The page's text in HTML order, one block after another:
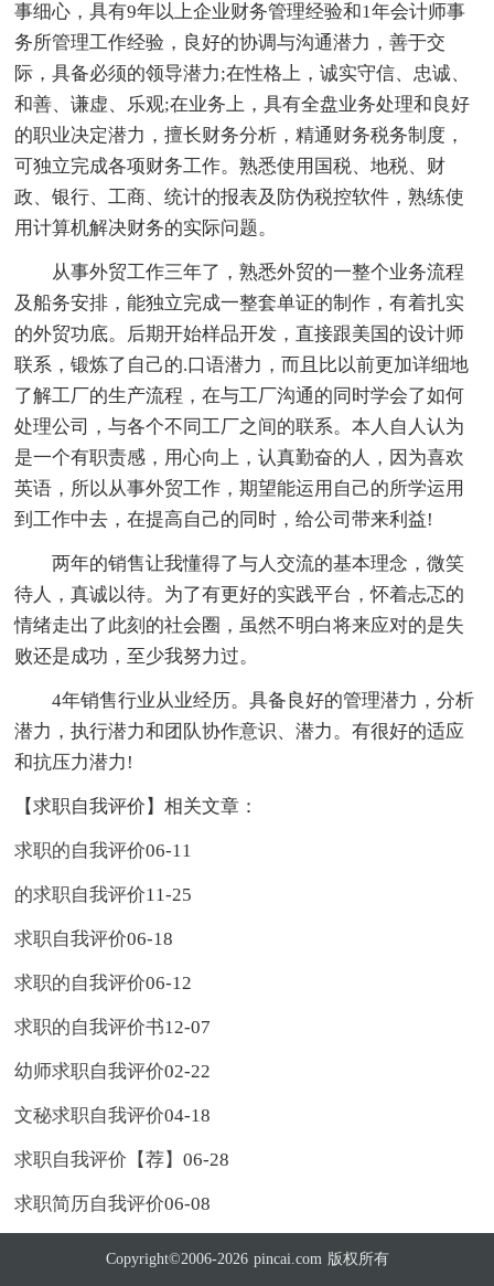
事细心，具有9年以上企业财务管理经验和1年会计师事
务所管理工作经验，良好的协调与沟通潜力，善于交
际，具备必须的领导潜力;在性格上，诚实守信、忠诚、
和善、谦虚、乐观;在业务上，具有全盘业务处理和良好
的职业决定潜力，擅长财务分析，精通财务税务制度，
可独立完成各项财务工作。熟悉使用国税、地税、财
政、银行、工商、统计的报表及防伪税控软件，熟练使
用计算机解决财务的实际问题。
从事外贸工作三年了，熟悉外贸的一整个业务流程
及船务安排，能独立完成一整套单证的制作，有着扎实
的外贸功底。后期开始样品开发，直接跟美国的设计师
联系，锻炼了自己的.口语潜力，而且比以前更加详细地
了解工厂的生产流程，在与工厂沟通的同时学会了如何
处理公司，与各个不同工厂之间的联系。本人自人认为
是一个有职责感，用心向上，认真勤奋的人，因为喜欢
英语，所以从事外贸工作，期望能运用自己的所学运用
到工作中去，在提高自己的同时，给公司带来利益!
两年的销售让我懂得了与人交流的基本理念，微笑
待人，真诚以待。为了有更好的实践平台，怀着忐忑的
情绪走出了此刻的社会圈，虽然不明白将来应对的是失
败还是成功，至少我努力过。
4年销售行业从业经历。具备良好的管理潜力，分析
潜力，执行潜力和团队协作意识、潜力。有很好的适应
和抗压力潜力!
【求职自我评价】相关文章：
求职的自我评价06-11
的求职自我评价11-25
求职自我评价06-18
求职的自我评价06-12
求职的自我评价书12-07
幼师求职自我评价02-22
文秘求职自我评价04-18
求职自我评价【荐】06-28
求职简历自我评价06-08
Copyright©2006-2026 pincai.com 版权所有